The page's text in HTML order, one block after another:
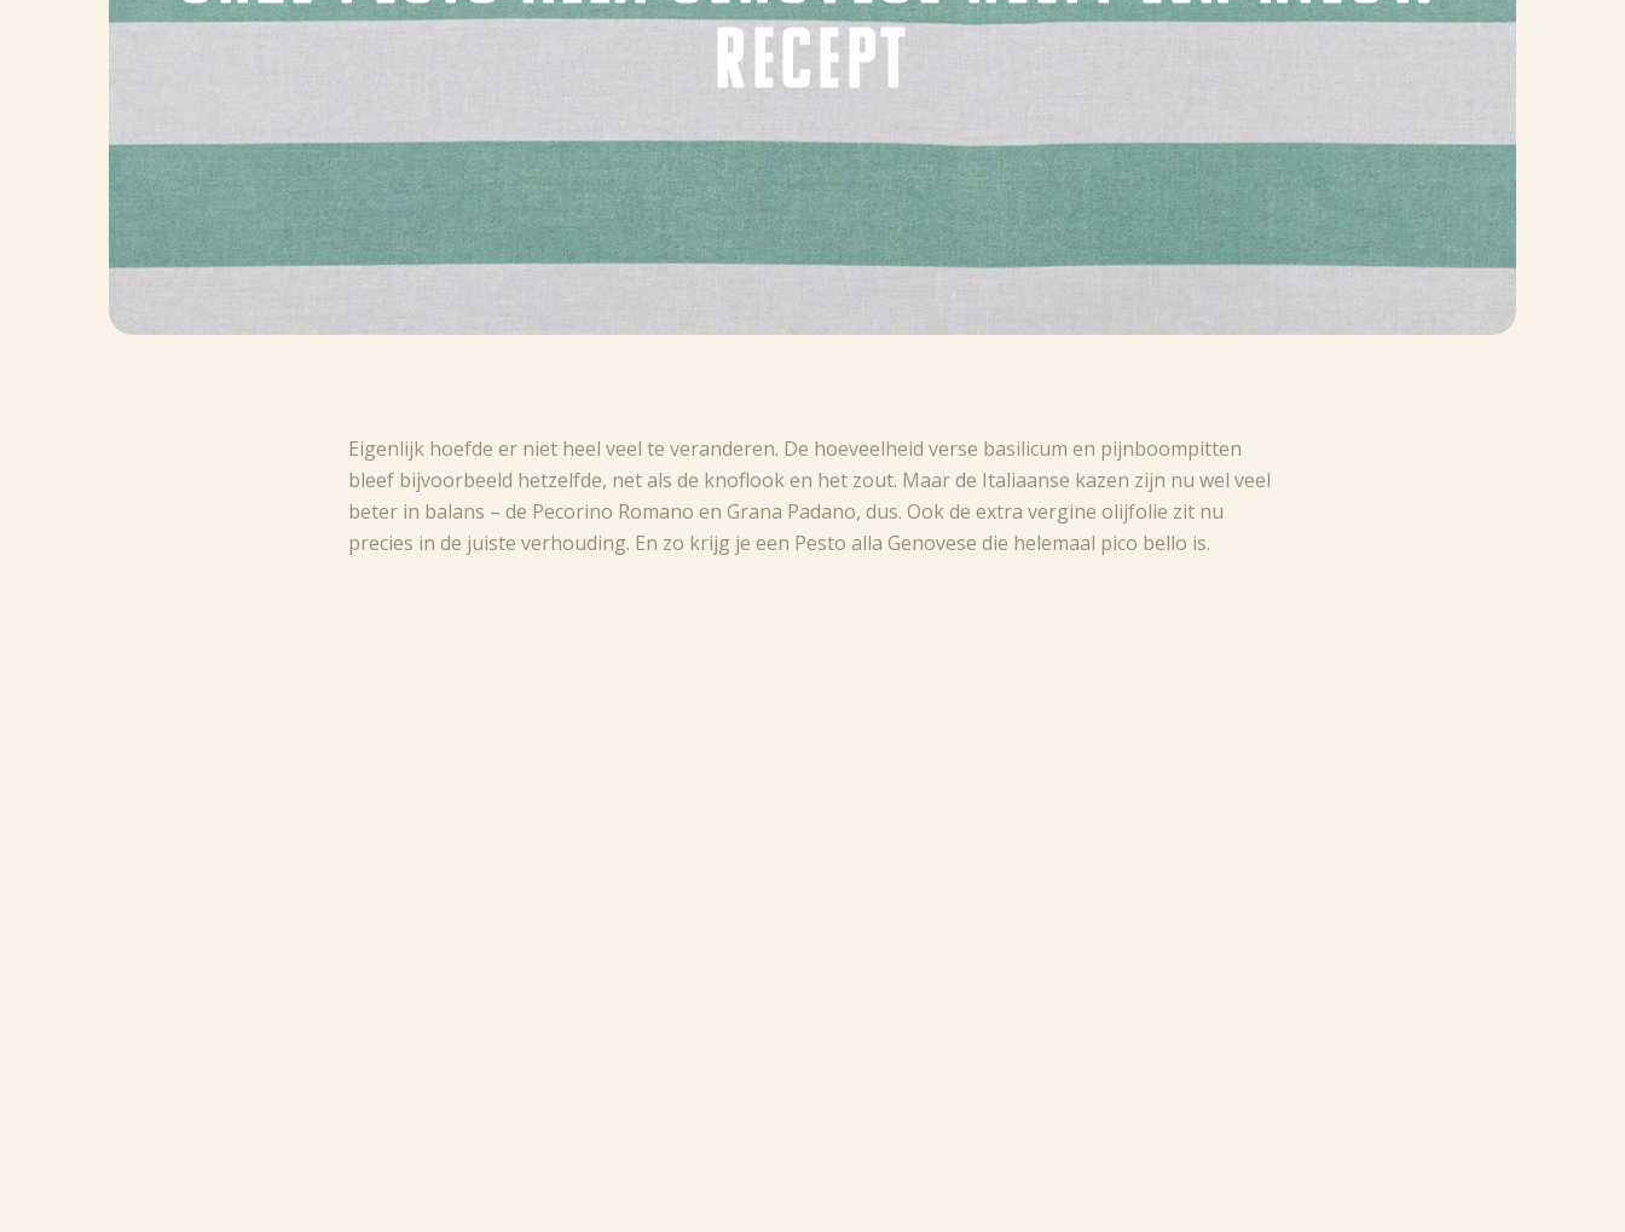
RECEPT
Eigenlijk hoefde er niet heel veel te veranderen. De hoeveelheid verse basilicum en pijnboompitten
bleef bijvoorbeeld hetzelfde, net als de knoflook en het zout. Maar de Italiaanse kazen zijn nu wel veel
beter in balans – de Pecorino Romano en Grana Padano, dus. Ook de extra vergine olijfolie zit nu
precies in de juiste verhouding. En zo krijg je een Pesto alla Genovese die helemaal pico bello is.